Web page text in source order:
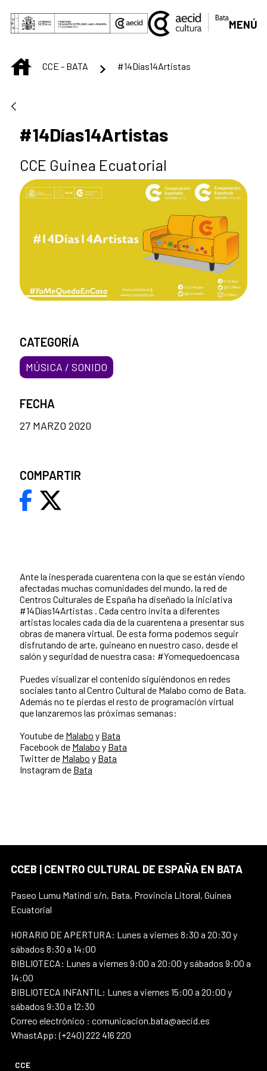
Saltar al contenido principal
MENÚ
INICIOCCE - BATA #14Días14Artistas
#14Días14Artistas
CCE Guinea Ecuatorial
Ante la inesperada cuarentena con la que se están viendo
afectadas muchas comunidades del mundo, la red de
Centros Culturales de España ha diseñado la iniciativa
#14Días14Artistas . Cada centro invita a diferentes
artistas locales cada día de la cuarentena a presentar sus
obras de manera virtual. De esta forma podemos seguir
disfrutando de arte, guineano en nuestro caso, desde el
salón y seguridad de nuestra casa: #Yomequedoencasa
Puedes visualizar el contenido siguiéndonos en redes
sociales tanto al Centro Cultural de Malabo como de Bata.
Además no te pierdas el resto de programación virtual
que lanzaremos las próximas semanas:
Youtube de Malabo y Bata
Facebook de Malabo y Bata
Twitter de Malabo y Bata
Instagram de Bata
CATEGORÍA
MÚSICA / SONIDO
FECHA
27 MARZO 2020
COMPARTIR
CCEB | CENTRO CULTURAL DE ESPAÑA EN BATA
Paseo Lumu Matindi s/n, Bata, Provincia Litoral, Guinea
Ecuatorial
HORARIO DE APERTURA: Lunes a viernes 8:30 a 20:30 y
sábados 8:30 a 14:00
BIBLIOTECA: Lunes a viernes 9:00 a 20:00 y sábados 9:00 a
14:00
BIBLIOTECA INFANTIL: Lunes a viernes 15:00 a 20:00 y
sábados 9:30 a 12:30
Correo electrónico : comunicacion.bata@aecid.es
WhastApp: (+240) 222 416 220
CCE